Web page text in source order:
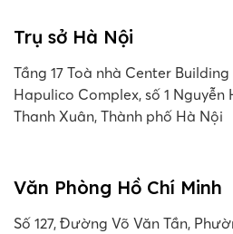
Trụ sở Hà Nội
Tầng 17 Toà nhà Center Building
Hapulico Complex, số 1 Nguyễn
Thanh Xuân, Thành phố Hà Nội
Văn Phòng Hồ Chí Minh
Số 127, Đường Võ Văn Tần,